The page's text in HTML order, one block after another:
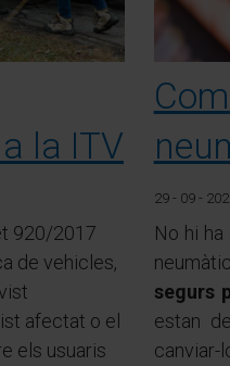
la ITV
920/2017
de vehicles,
afectat o el
els usuaris
29 - 09 -
No hi
segurs
estan
canviar-